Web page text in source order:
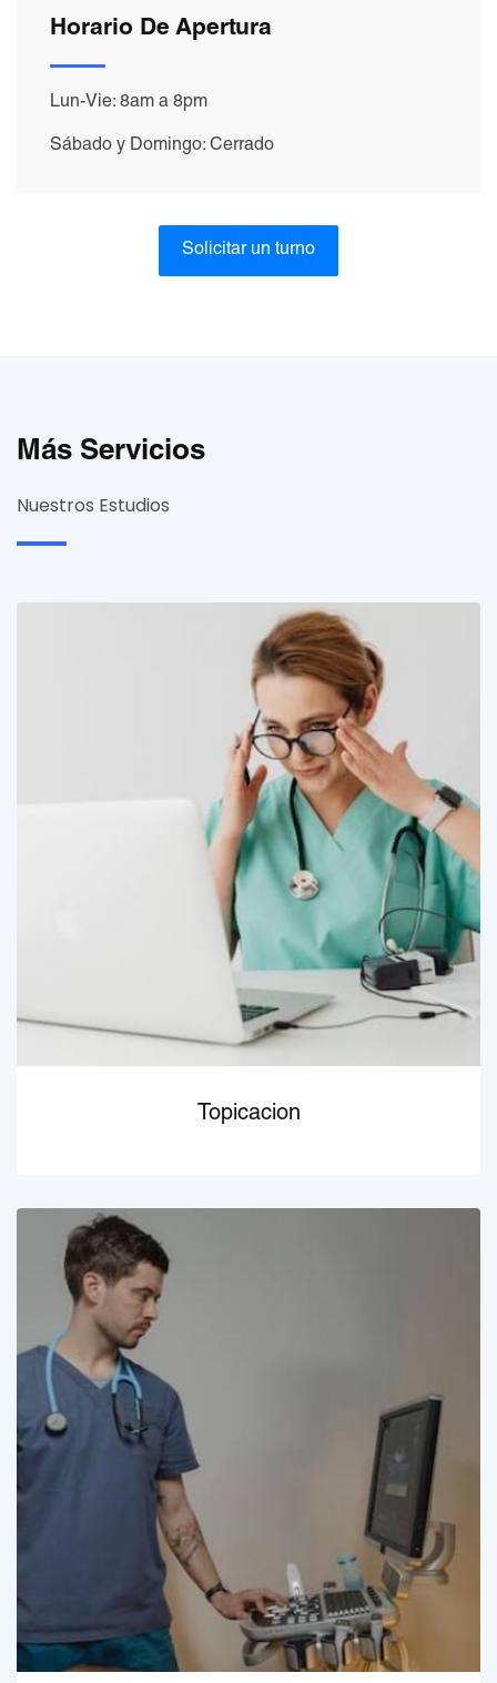
Horario De Apertura
Lun-Vie: 8am a 8pm
Sábado y Domingo: Cerrado
Solicitar un turno
Más Servicios
Nuestros Estudios
Topicacion